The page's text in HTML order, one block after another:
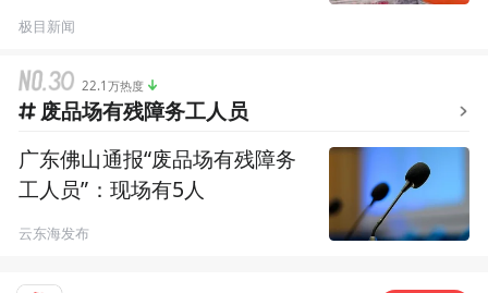
极目新闻
22.1万热度
废品场有残障务工人员
广东佛山通报“废品场有残障务
工人员”：现场有5人
云东海发布